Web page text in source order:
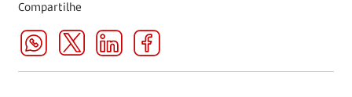
Compartilhe